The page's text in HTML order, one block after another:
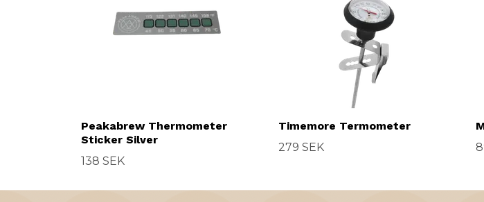
Peakabrew Thermometer
Sticker Silver
138 SEK
Timemore Termometer
279 SEK